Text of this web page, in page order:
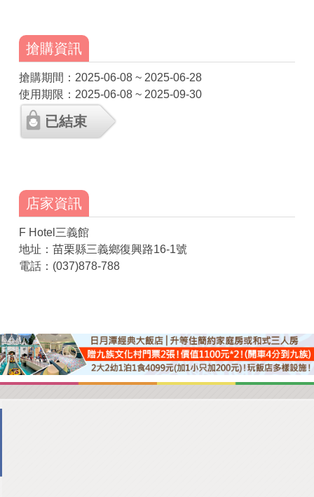
搶購資訊
搶購期間：2025-06-08 ~ 2025-06-28
使用期限：2025-06-08 ~ 2025-09-30
已結束
店家資訊
F Hotel三義館
地址：苗栗縣三義鄉復興路16-1號
電話：(037)878-788